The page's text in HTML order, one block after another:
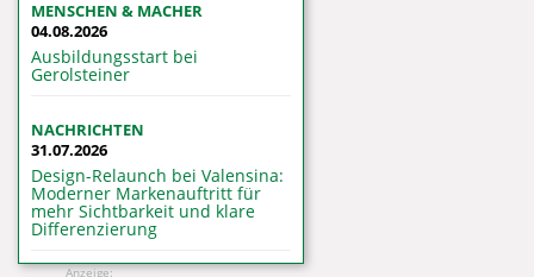
MENSCHEN & MACHER
04.08.2026
Ausbildungsstart bei
Gerolsteiner
NACHRICHTEN
31.07.2026
Design-Relaunch bei Valensina:
Moderner Markenauftritt für
mehr Sichtbarkeit und klare
Differenzierung
Anzeige: